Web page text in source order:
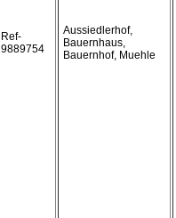
Ref-
9889754
Aussiedlerhof,
Bauernhaus,
Bauernhof, Muehle